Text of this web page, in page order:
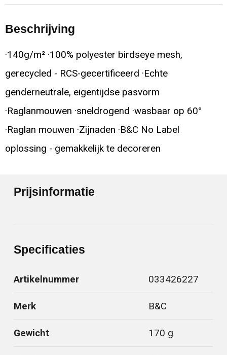
Beschrijving
·140g/m² ·100% polyester birdseye mesh,
gerecycled - RCS-gecertificeerd ·Echte
genderneutrale, eigentijdse pasvorm
·Raglanmouwen ·sneldrogend ·wasbaar op 60°
·Raglan mouwen ·Zijnaden ·B&C No Label
oplossing - gemakkelijk te decoreren
Prijsinformatie
Specificaties
Artikelnummer 033426227
Merk B&C
Gewicht 170 g